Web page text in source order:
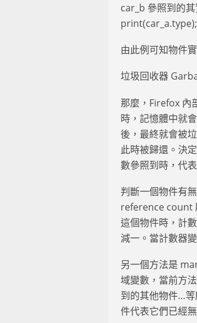
car_b 參照到的
由此例可知物件
垃圾回收器
那麼，Firefox 內
時，記憶體中就
後，最終就會被
此時被歸還。決
數參照到時，代
判斷一個物件有
reference count
這個物件時，計
減一。當計數器
另一個方法是
域變數，當前方
到的其他物件…
件代表它們已經